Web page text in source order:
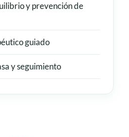
y prevención de
guiado
y seguimiento